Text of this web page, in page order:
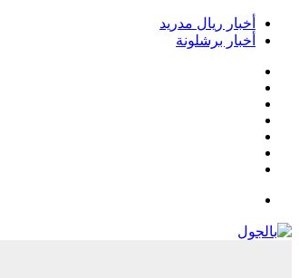
أخبار ريال مدريد
أخبار برشلونة